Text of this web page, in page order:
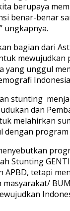
berupaya
benar-benar
ungkapnya.
bagian dari
mewujudkan
yang unggul
stunting
dan
melahirkan
dengan program
Stunting
APBD, tetapi